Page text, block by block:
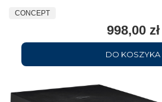
CONCEPT
998,00 zł
DO KOSZYKA